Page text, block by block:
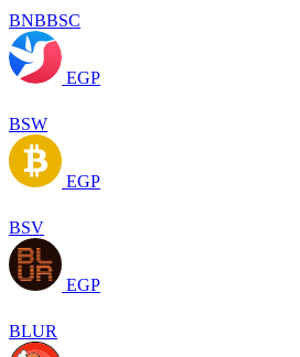
BNBBSC
EGP
BSW
EGP
BSV
EGP
BLUR